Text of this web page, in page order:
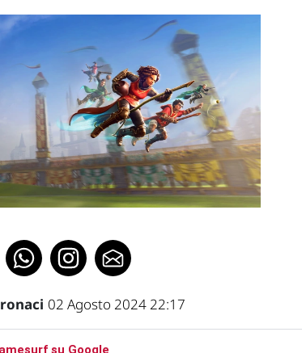
02 Agosto 2024 22:17
su Google